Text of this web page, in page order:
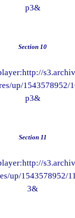
p3&
Section 10
up/1543578952/
p3&
Section 11
up/1543578952/
3&